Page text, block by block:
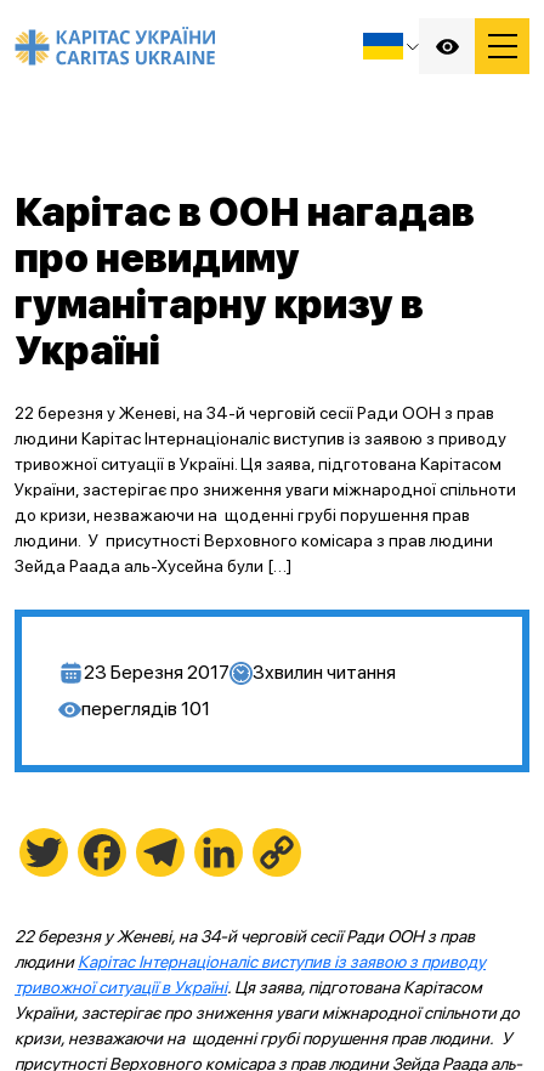
Карітас в ООН нагадав
про невидиму
гуманітарну кризу в
Україні
22 березня у Женеві, на 34-й черговій сесії Ради ООН з прав
людини Карітас Інтернаціоналіс виступив із заявою з приводу
тривожної ситуації в Україні. Ця заява, підготована Карітасом
України, застерігає про зниження уваги міжнародної спільноти
до кризи, незважаючи на щоденні грубі порушення прав
людини. У присутності Верховного комісара з прав людини
Зейда Раада аль-Хусейна були […]
23 Березня 2017 3хвилин читання
переглядів 101
Twitter FacebookTelegramLinkedIn
22 березня у Женеві, на 34-й черговій сесії Ради ООН з прав
людиниКарітас Інтернаціоналіс виступив із заявою з приводу
тривожної ситуації в Україні. Ця заява, підготована Карітасом
України, застерігає про зниження уваги міжнародної спільноти до
кризи, незважаючи на щоденні грубі порушення прав людини. У
присутності Верховного комісара з прав людини Зейда Раада аль-